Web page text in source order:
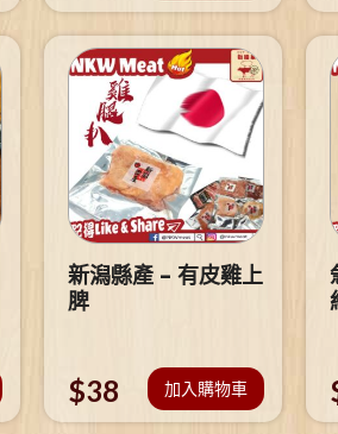
新潟縣產 – 有皮雞上
脾
$38 加入購物車